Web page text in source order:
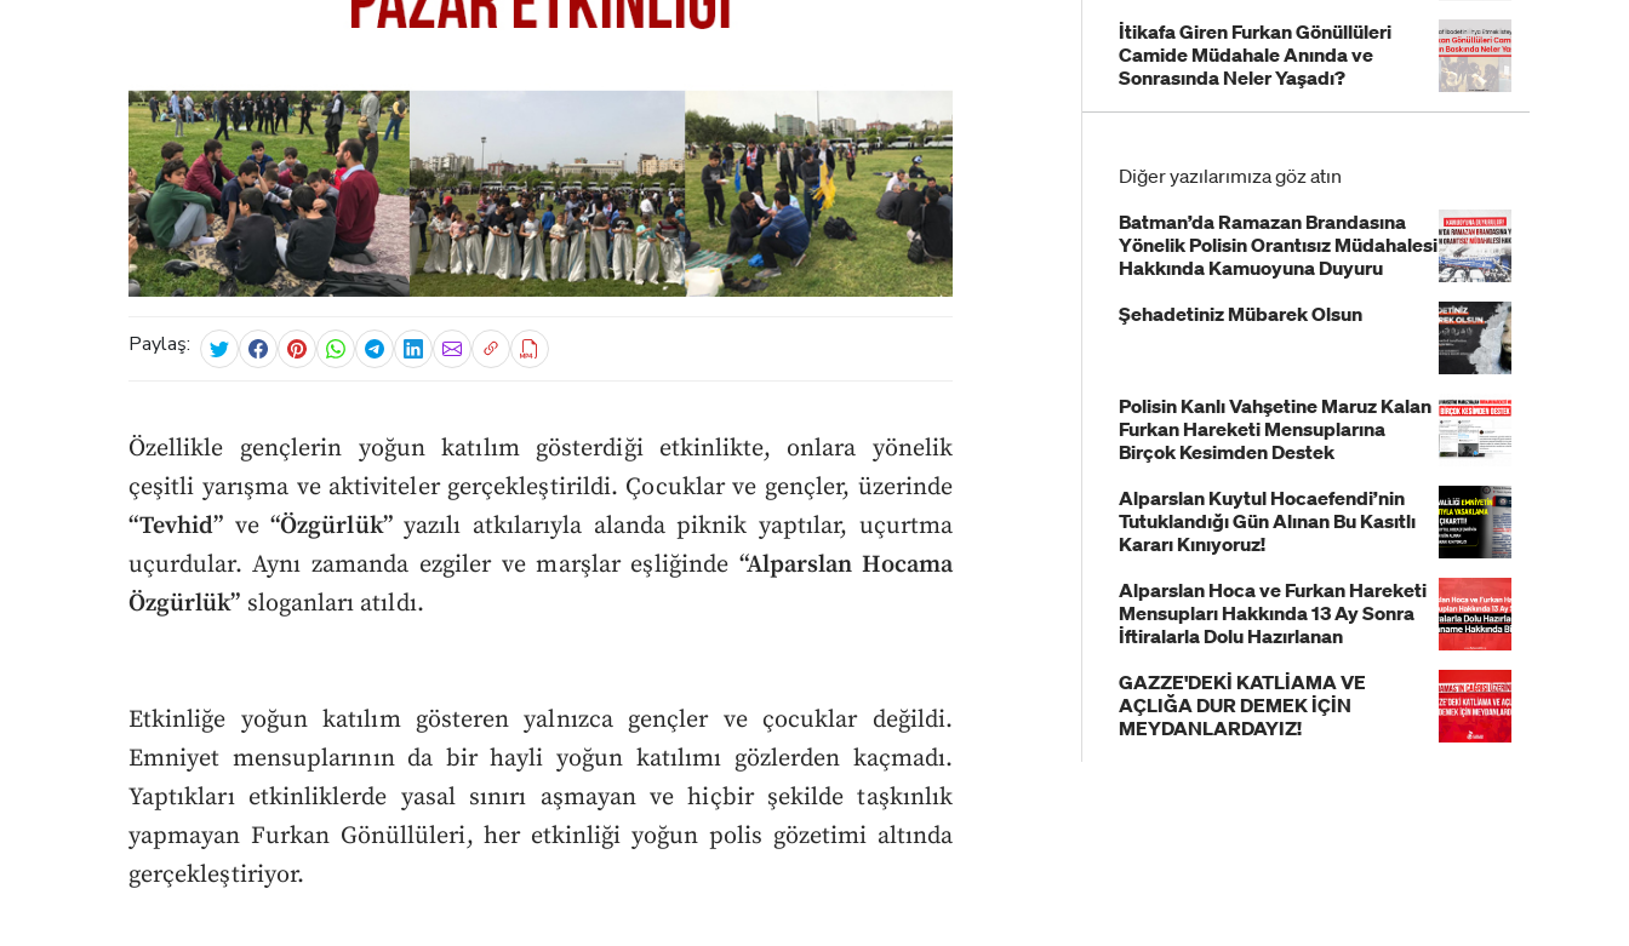
Paylaş:
Özellikle gençlerin yoğun katılım gösterdiği etkinlikte, onlara yönelik
çeşitli yarışma ve aktiviteler gerçekleştirildi. Çocuklar ve gençler, üzerinde
“Tevhid” ve“Özgürlük”yazılı atkılarıyla alanda piknik yaptılar, uçurtma
uçurdular. Aynı zamanda ezgiler ve marşlar eşliğinde “Alparslan Hocama
Özgürlük” sloganları atıldı.
Etkinliğe yoğun katılım gösteren yalnızca gençler ve çocuklar değildi.
Emniyet mensuplarının da bir hayli yoğun katılımı gözlerden kaçmadı.
Yaptıkları etkinliklerde yasal sınırı aşmayan ve hiçbir şekilde taşkınlık
yapmayan Furkan Gönüllüleri, her etkinliği yoğun polis gözetimi altında
gerçekleştiriyor.
İtikafa Giren Furkan Gönüllüleri
Camide Müdahale Anında ve
Sonrasında Neler Yaşadı?
Diğer yazılarımıza göz atın
Batman’da Ramazan Brandasına
Yönelik Polisin Orantısız Müdahalesi
Hakkında Kamuoyuna Duyuru
Şehadetiniz Mübarek Olsun
Polisin Kanlı Vahşetine Maruz Kalan
Furkan Hareketi Mensuplarına
Birçok Kesimden Destek
Alparslan Kuytul Hocaefendi’nin
Tutuklandığı Gün Alınan Bu Kasıtlı
Kararı Kınıyoruz!
Alparslan Hoca ve Furkan Hareketi
Mensupları Hakkında 13 Ay Sonra
İftiralarla Dolu Hazırlanan
GAZZE'DEKİ KATLİAMA VE
AÇLIĞA DUR DEMEK İÇİN
MEYDANLARDAYIZ!